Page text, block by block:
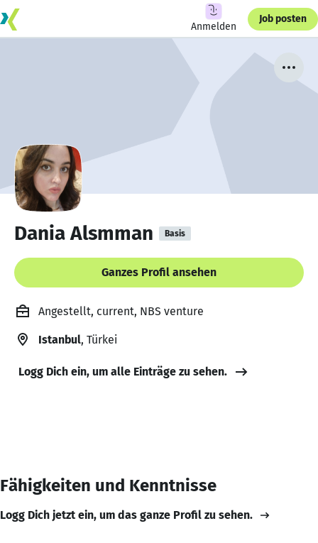
Anmelden
Job posten
Dania Alsmman Basis
Ganzes Profil ansehen
Angestellt, current, NBS venture
Istanbul, Türkei
Logg Dich ein, um alle Einträge zu sehen.
Fähigkeiten und Kenntnisse
Logg Dich jetzt ein, um das ganze Profil zu sehen.